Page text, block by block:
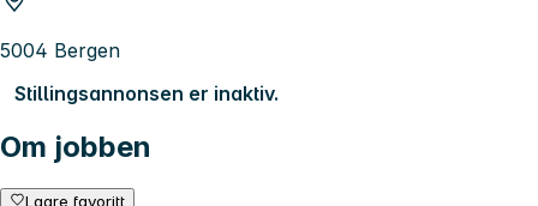
5004 Bergen
Stillingsannonsen er inaktiv.
Om jobben
Lagre favoritt